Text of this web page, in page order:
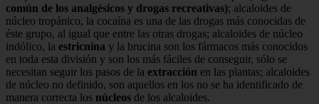
común de los analgésicos y drogas recreativas); alcaloides de
núcleo tropánico, la cocaína es una de las drogas más conocidas de
éste grupo, al igual que entre las otras drogas; alcaloides de núcleo
indólico, la estricnina y la brucina son los fármacos más conocidos
en toda esta división y son los más fáciles de conseguir, sólo se
necesitan seguir los pasos de la extracción en las plantas; alcaloides
de núcleo no definido, son aquellos en los no se ha identificado de
manera correcta los núcleos de los alcaloides.